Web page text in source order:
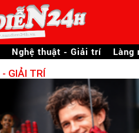
Nghệ thuật - Giải trí Làng
GIẢI TRÍ